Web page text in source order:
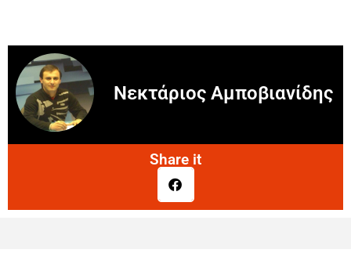
Νεκτάριος Αμποβιανίδης
Share it